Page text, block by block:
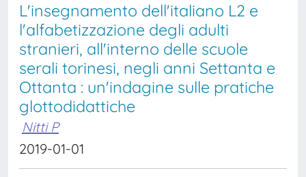
L'insegnamento dell'italiano L2 e
l'alfabetizzazione degli adulti
stranieri, all'interno delle scuole
serali torinesi, negli anni Settanta e
Ottanta : un'indagine sulle pratiche
glottodidattiche
Nitti P
2019-01-01